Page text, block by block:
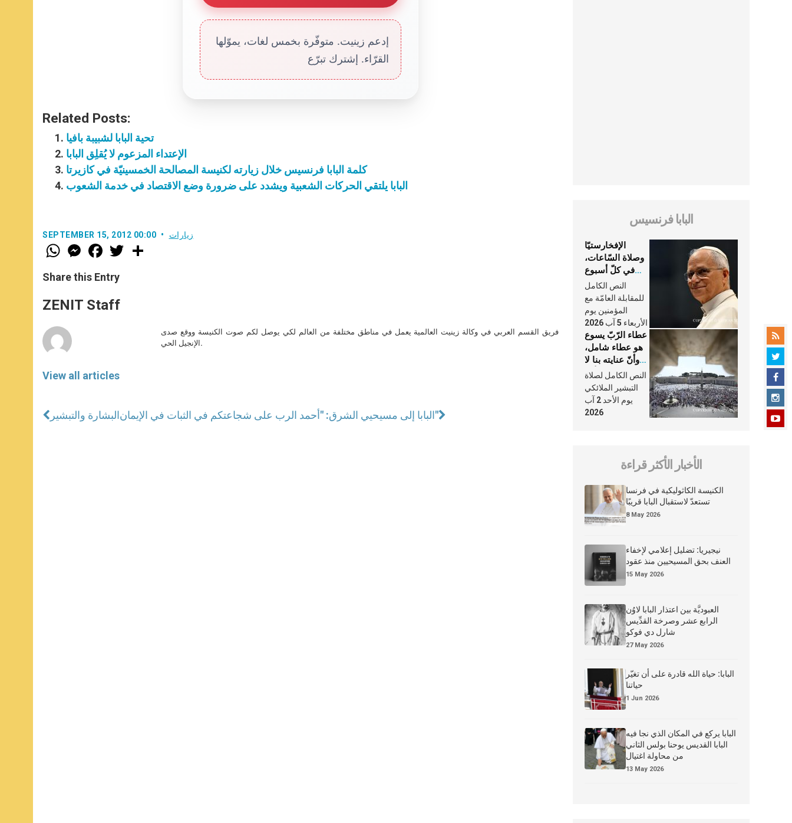
إدعم زينيت. متوفّرة بخمس لغات، يموّلها
القرّاء. إشترك تبرّع
Related Posts:
تحية البابا لشبيبة بافيا
الإعتداء المزعوم لا يُقلِق البابا
كلمة البابا فرنسيس خلال زيارته لكنيسة المصالحة الخمسينيّة في كازيرتا
البابا يلتقي الحركات الشعبية ويشدد على ضرورة وضع الاقتصاد في خدمة الشعوب
SEPTEMBER 15, 2012 00:00 زيارات
W
h
t
s
p
p
M
e
s
e
g
e
F
a
e
b
o
k
w
Share this Entry
ZENIT Staff
View all articles
فريق القسم العربي في وكالة زينيت العالمية يعمل في مناطق مختلفة من العالم لكي يوصل لكم صوت الكنيسة ووقع صدى
الإنجيل الحي.
البشارة والتبشير البابا إلى مسيحيي الشرق: "أحمد الرب على شجاعتكم في الثبات في الإيمان"
البابا فرنسيس
الإفخارستيّا
وصلاة السّاعات،
في كلّ أسبوع
وكلّ يوم، هما
النَّفَس في حياة
الكنيسة
النص الكامل
للمقابلة العامّة مع
المؤمنين يوم
الأربعاء 5 آب 2026
عطاء الرّبّ يسوع
هو عطاء شامل،
وأنّ عنايته بنا لا
تغيب عنّا أبدًا
النص الكامل لصلاة
التبشير الملائكي
يوم الأحد 2 آب
2026
الأخبار الأكثر قراءة
الكنيسة الكاثوليكية في فرنسا
تستعدّ لاستقبال البابا قريبًا
8 May 2026
نيجيريا: تضليل إعلامي لإخفاء
العنف بحق المسيحيين منذ عقود
15 May 2026
العبوديَّة بين اعتذار البابا لاوُن
الرابع عشر وصرخة القدِّيس
شارل دي فوكو
27 May 2026
البابا: حياة الله قادرة على أن تغيّر
حياتنا
1 Jun 2026
البابا يركع في المكان الذي نجا فيه
البابا القديس يوحنا بولس الثاني
من محاولة اغتيال
13 May 2026